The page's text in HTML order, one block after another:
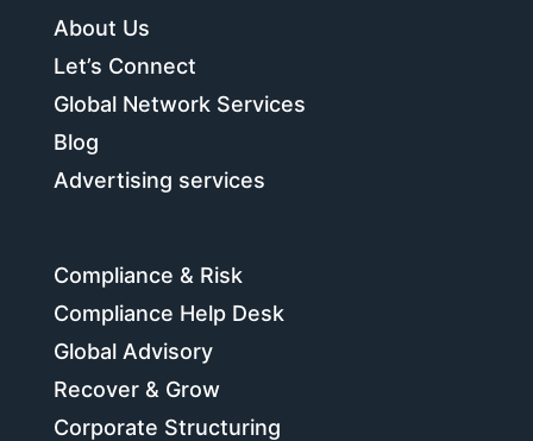
About Us
Let’s Connect
Global Network Services
Blog
Advertising services
Compliance & Risk
Compliance Help Desk
Global Advisory
Recover & Grow
Corporate Structuring